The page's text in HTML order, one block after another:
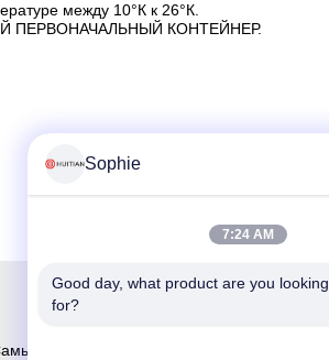
между 10°К к 26°К.
ПЕРВОНАЧАЛЬНЫЙ КОНТЕЙНЕР.
большой поставщик НИОКР и
Sophie
7:24 AM
Good day, what product are you looking
for?